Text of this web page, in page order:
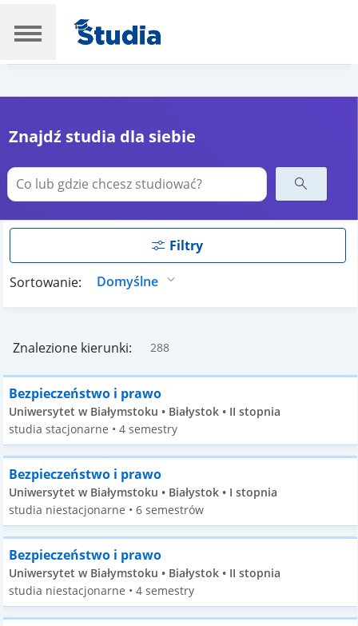
Znajdź studia dla siebie
Filtry
Sortowanie:
Znalezione kierunki: 288
Bezpieczeństwo i prawo
Uniwersytet w Białymstoku • Białystok • II stopnia
studia stacjonarne • 4 semestry
Bezpieczeństwo i prawo
Uniwersytet w Białymstoku • Białystok • I stopnia
studia niestacjonarne • 6 semestrów
Bezpieczeństwo i prawo
Uniwersytet w Białymstoku • Białystok • II stopnia
studia niestacjonarne • 4 semestry